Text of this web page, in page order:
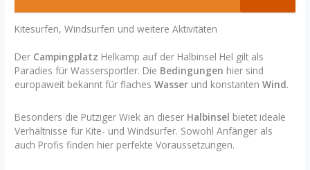
Kitesurfen, Windsurfen und weitere Aktivitäten
Der Campingplatz Helkamp auf der Halbinsel Hel gilt als
Paradies für Wassersportler. Die Bedingungen hier sind
europaweit bekannt für flachesWasser und konstantenWind.
Besonders die Putziger Wiek an dieser Halbinsel bietet ideale
Verhältnisse für Kite- und Windsurfer. Sowohl Anfänger als
auch Profis finden hier perfekte Voraussetzungen.